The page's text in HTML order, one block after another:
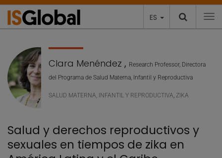
ES
Clara Menéndez , Research Professor, Directora
del Programa de Salud Materna, Infantil y Reproductiva
SALUD MATERNA, INFANTIL Y REPRODUCTIVA, ZIKA
Salud y derechos reproductivos y
sexuales en tiempos de zika en